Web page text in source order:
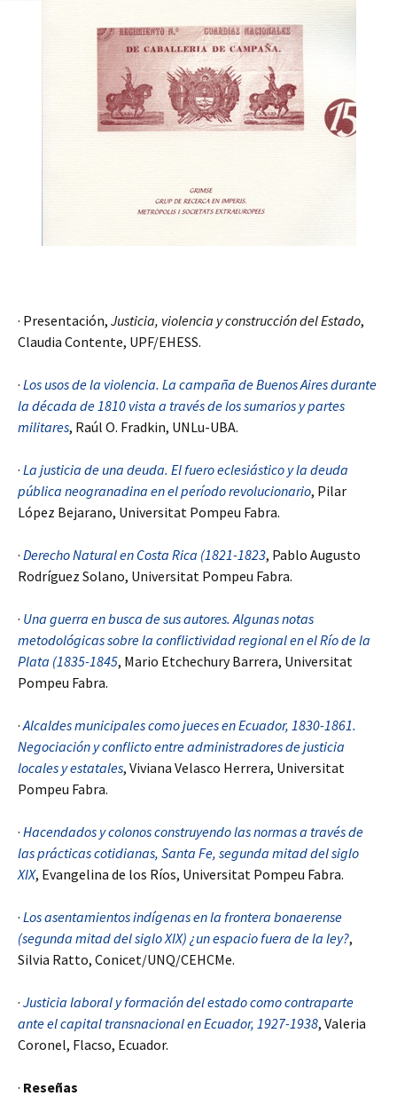
· Presentación, Justicia, violencia y construcción del Estado,
Claudia Contente, UPF/EHESS.
· Los usos de la violencia. La campaña de Buenos Aires durante
la década de 1810 vista a través de los sumarios y partes
militares, Raúl O. Fradkin, UNLu-UBA.
· La justicia de una deuda. El fuero eclesiástico y la deuda
pública neogranadina en el período revolucionario, Pilar
López Bejarano, Universitat Pompeu Fabra.
· Derecho Natural en Costa Rica (1821-1823, Pablo Augusto
Rodríguez Solano, Universitat Pompeu Fabra.
· Una guerra en busca de sus autores. Algunas notas
metodológicas sobre la conflictividad regional en el Río de la
Plata (1835-1845, Mario Etchechury Barrera, Universitat
Pompeu Fabra.
·Alcaldes municipales como jueces en Ecuador, 1830-1861.
Negociación y conflicto entre administradores de justicia
locales y estatales, Viviana Velasco Herrera, Universitat
Pompeu Fabra.
· Hacendados y colonos construyendo las normas a través de
las prácticas cotidianas, Santa Fe, segunda mitad del siglo
XIX, Evangelina de los Ríos, Universitat Pompeu Fabra.
· Los asentamientos indígenas en la frontera bonaerense
(segunda mitad del siglo XIX) ¿un espacio fuera de la ley?,
Silvia Ratto, Conicet/UNQ/CEHCMe.
· Justicia laboral y formación del estado como contraparte
ante el capital transnacional en Ecuador, 1927-1938, Valeria
Coronel, Flacso, Ecuador.
· Reseñas